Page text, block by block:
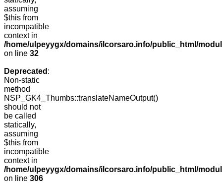
assuming
$this from
incompatible
context in
/home/ulpeyygx/domains/ilcorsaro.info/public_html/
on line 32
Deprecated :
Non-static
method
NSP_GK4_Thumbs::translateNameOutput()
should not
be called
statically,
assuming
$this from
incompatible
context in
/home/ulpeyygx/domains/ilcorsaro.info/public_html/
on line 306